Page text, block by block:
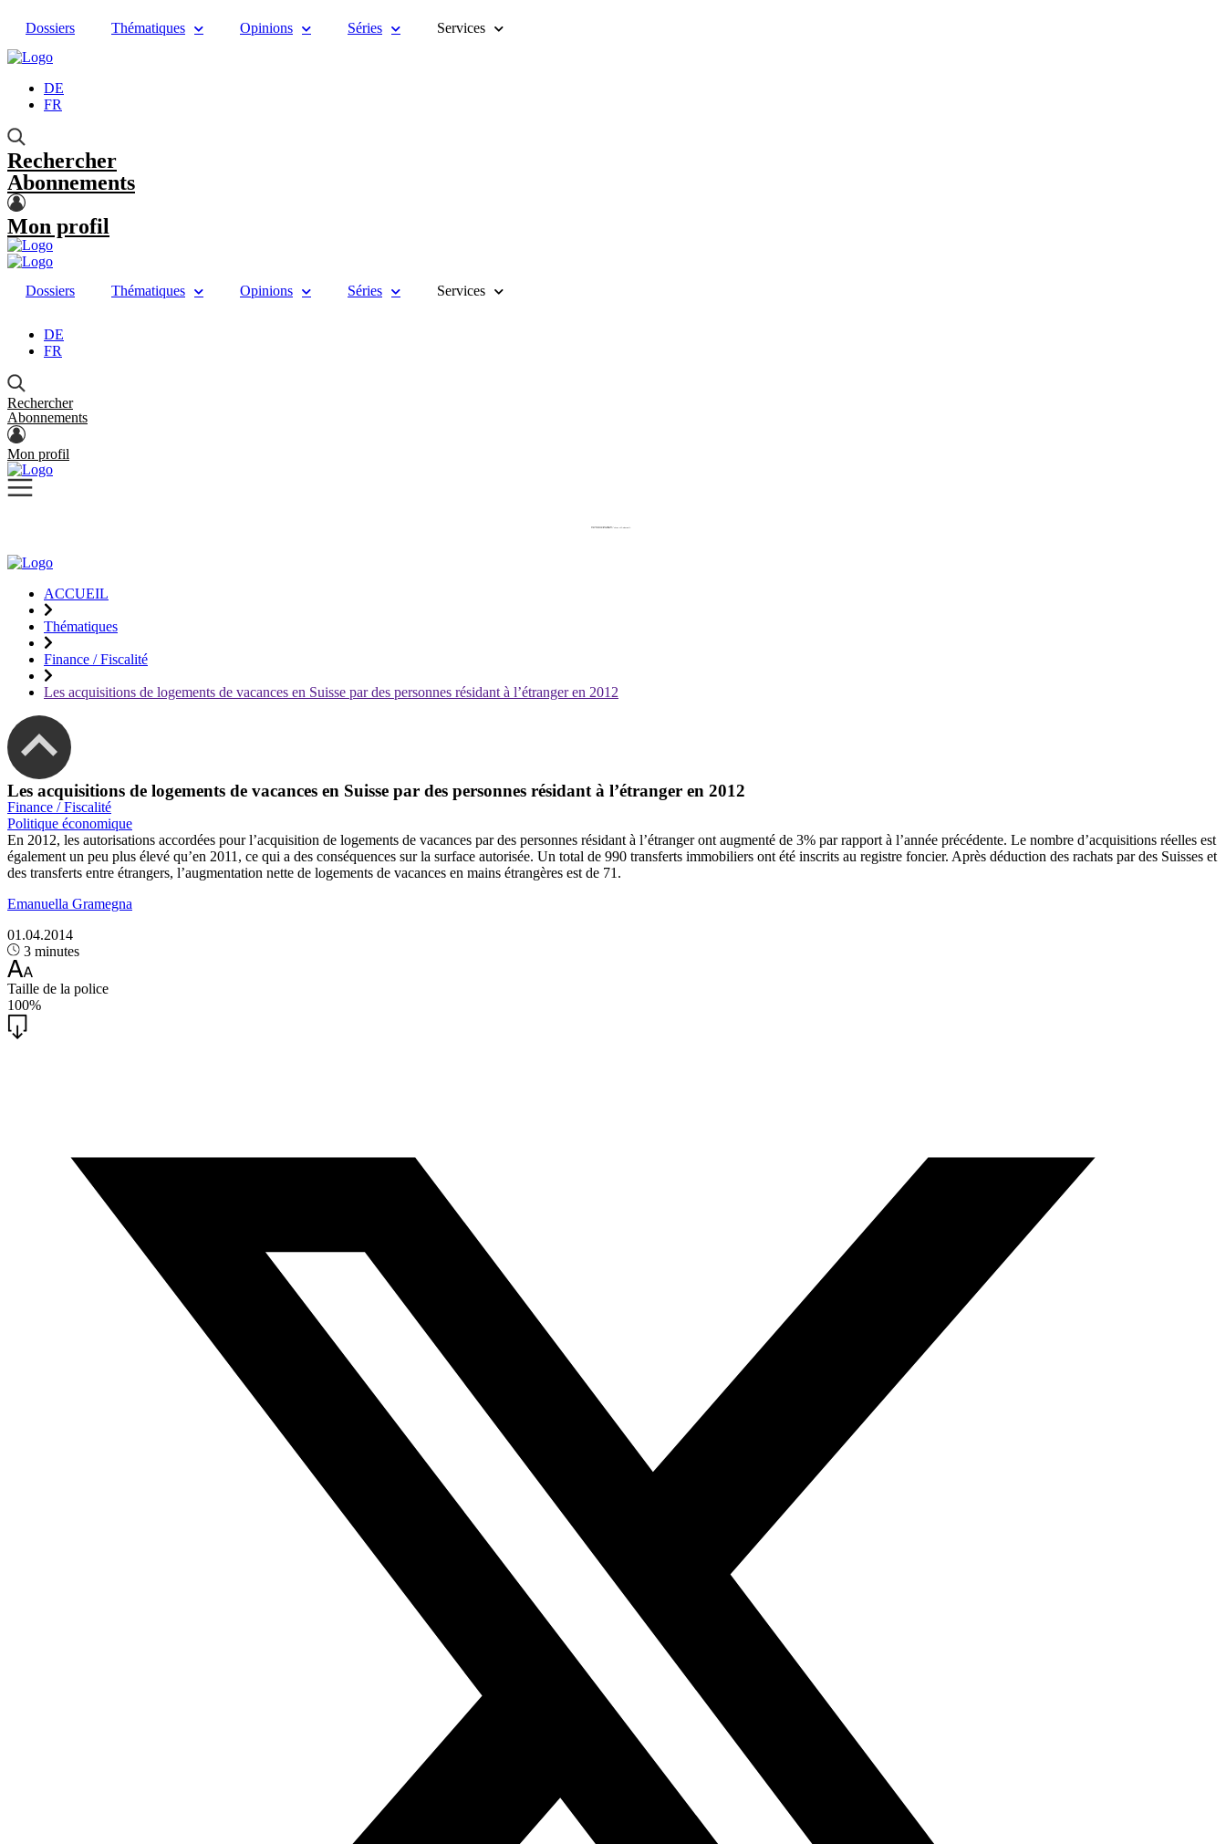
Dossiers Thématiques Opinions Séries Services
DE
FR
Rechercher
Abonnements
Mon profil
Dossiers Thématiques Opinions Séries Services
DE
FR
Rechercher
Abonnements
Mon profil
ACCUEIL
Thématiques
Finance / Fiscalité
Les acquisitions de logements de vacances en Suisse par des personnes résidant à l’étranger en 2012
Les acquisitions de logements de vacances en Suisse par des personnes résidant à l’étranger en 2012
Finance / Fiscalité
Politique économique
En 2012, les autorisations accordées pour l’acquisition de logements de vacances par des personnes résidant à l’étranger ont augmenté de 3% par rapport à l’année précédente. Le nombre d’acquisitions réelles est
également un peu plus élevé qu’en 2011, ce qui a des conséquences sur la surface autorisée. Un total de 990 transferts immobiliers ont été inscrits au registre foncier. Après déduction des rachats par des Suisses et
des transferts entre étrangers, l’augmentation nette de logements de vacances en mains étrangères est de 71.
Emanuella Gramegna
01.04.2014
3 minutes
Taille de la police
100%